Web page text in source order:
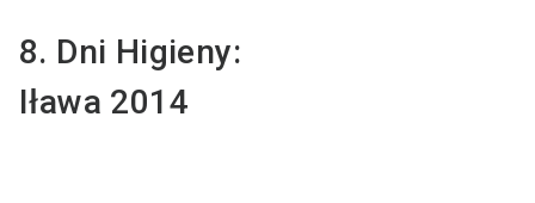
8. Dni Higieny:
Iława 2014